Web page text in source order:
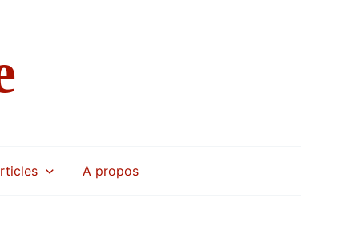
A propos